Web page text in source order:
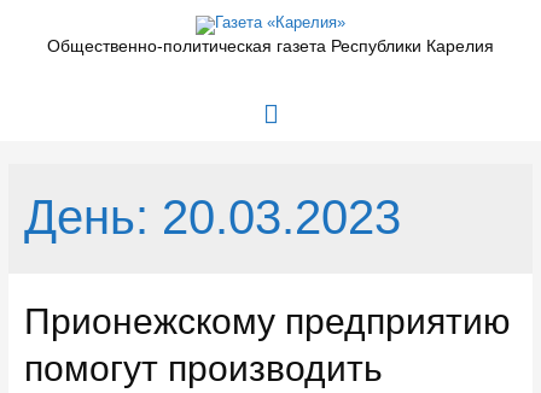
содержимомуОбщественно-политическая газета Республики Карелия
Главное
День: 20.03.2023
Прионежскому предприятию
помогут производить